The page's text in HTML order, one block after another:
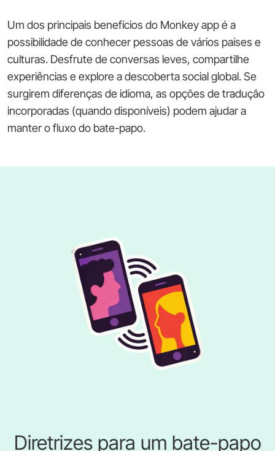
Um dos principais benefícios do Monkey app é a
possibilidade de conhecer pessoas de vários países e
culturas. Desfrute de conversas leves, compartilhe
experiências e explore a descoberta social global. Se
surgirem diferenças de idioma, as opções de tradução
incorporadas (quando disponíveis) podem ajudar a
manter o fluxo do bate-papo.
Diretrizes para um bate-papo